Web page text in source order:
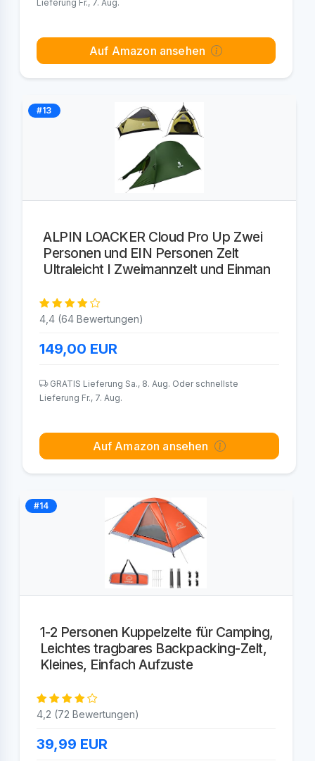
Lieferung Fr., 7. Aug.
Auf Amazon ansehen
#13
ALPIN LOACKER Cloud Pro Up Zwei
Personen und EIN Personen Zelt
Ultraleicht I Zweimannzelt und Einman
4,4 (64 Bewertungen)
149,00 EUR
GRATIS Lieferung Sa., 8. Aug. Oder schnellste
Lieferung Fr., 7. Aug.
Auf Amazon ansehen
#14
1-2 Personen Kuppelzelte für Camping,
Leichtes tragbares Backpacking-Zelt,
Kleines, Einfach Aufzuste
4,2 (72 Bewertungen)
39,99 EUR